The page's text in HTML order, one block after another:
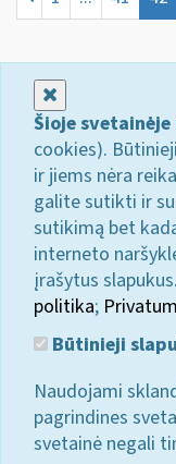
Šioje
cookies).
ir jiems nėra
galite sutikti ir
sutikimą bet
interneto
įrašytus
politika;
Būtinieji
Naudojami
pagrindines
svetainė negali